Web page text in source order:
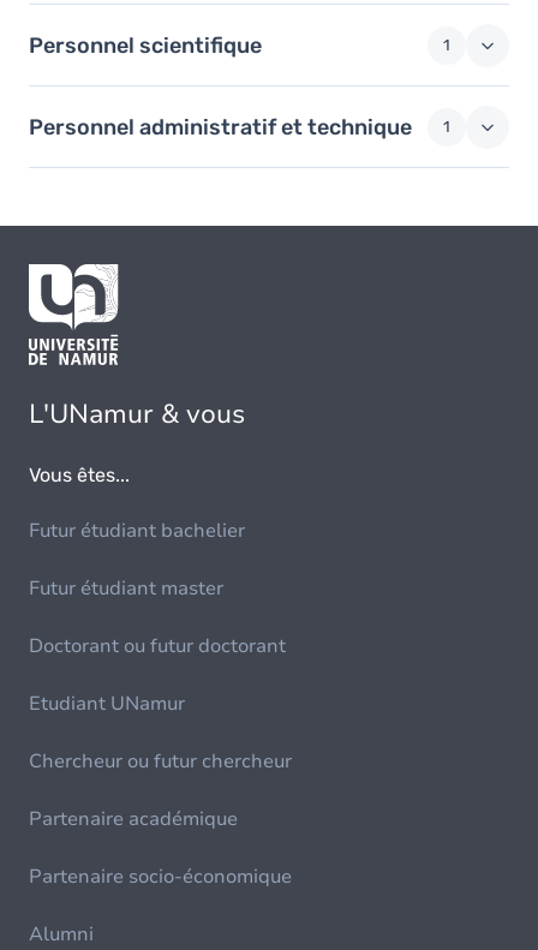
Personnel scientifique 1
Personnel administratif et technique 1
L'UNamur & vous
Vous êtes...
Futur étudiant bachelier
Futur étudiant master
Doctorant ou futur doctorant
Etudiant UNamur
Chercheur ou futur chercheur
Partenaire académique
Partenaire socio-économique
Alumni